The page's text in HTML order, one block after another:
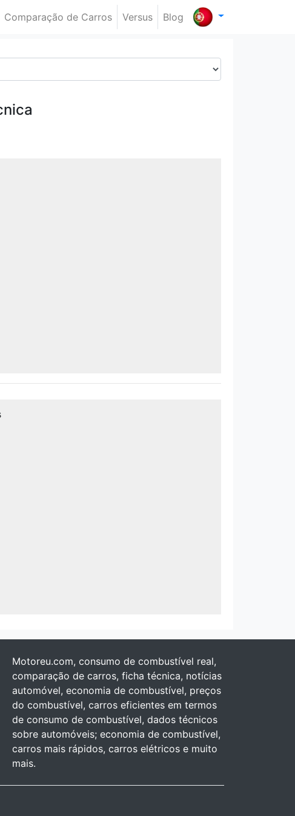
Comparação de Carros Versus Blog
Motoreu.com, consumo de combustível real,
comparação de carros, ficha técnica, notícias
automóvel, economia de combustível, preços
do combustível, carros eficientes em termos
de consumo de combustível, dados técnicos
sobre automóveis; economia de combustível,
carros mais rápidos, carros elétricos e muito
mais.